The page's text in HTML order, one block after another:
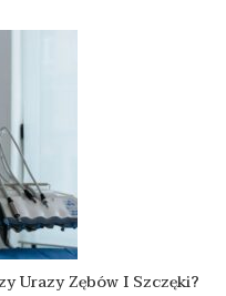
Urazy Zębów I Szczęki?